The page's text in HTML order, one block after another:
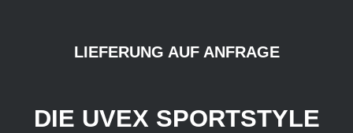
LIEFERUNG AUF ANFRAGE
DIE UVEX SPORTSTYLE